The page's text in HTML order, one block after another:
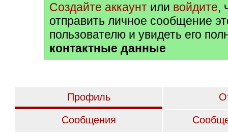
Создайте аккаунт или войдите,
отправить личное сообщение
пользователю и увидеть его
контактные данные
Профиль
Сообщения